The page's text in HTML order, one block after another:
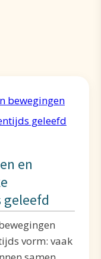
en
vorm: vaak